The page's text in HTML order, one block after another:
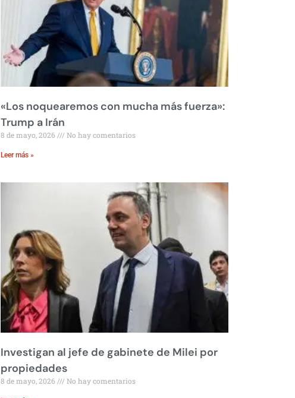
«Los noquearemos con mucha más fuerza»:
Trump a Irán
8 de mayo, 2026 No hay comentarios
Leer más »
Investigan al jefe de gabinete de Milei por
propiedades
8 de mayo, 2026 No hay comentarios